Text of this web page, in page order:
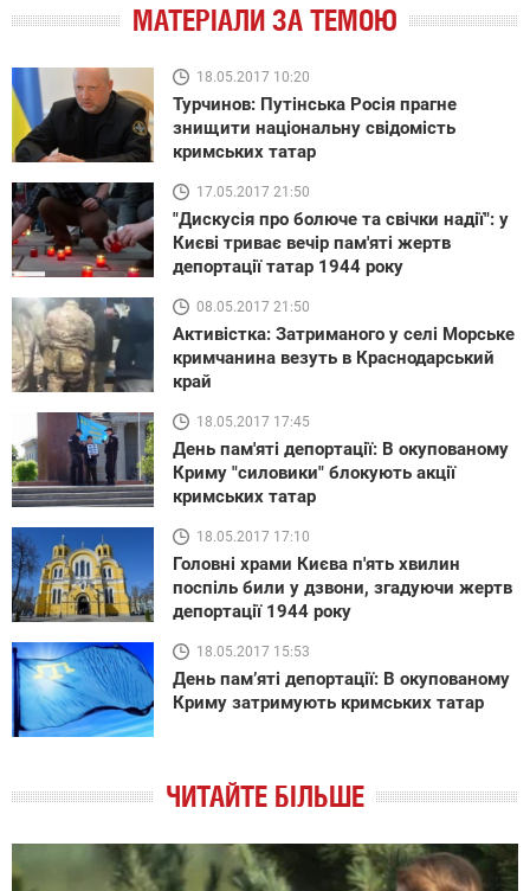
МАТЕРІАЛИ ЗА ТЕМОЮ
18.05.2017 10:20
Турчинов: Путінська Росія прагне
знищити національну свідомість
кримських татар
17.05.2017 21:50
"Дискусія про болюче та свічки надії": у
Києві триває вечір пам'яті жертв
депортації татар 1944 року
08.05.2017 21:50
Активістка: Затриманого у селі Морське
кримчанина везуть в Краснодарський
край
18.05.2017 17:45
День пам'яті депортації: В окупованому
Криму "силовики" блокують акції
кримських татар
18.05.2017 17:10
Головні храми Києва п'ять хвилин
поспіль били у дзвони, згадуючи жертв
депортації 1944 року
18.05.2017 15:53
День пам’яті депортації: В окупованому
Криму затримують кримських татар
ЧИТАЙТЕ БІЛЬШЕ